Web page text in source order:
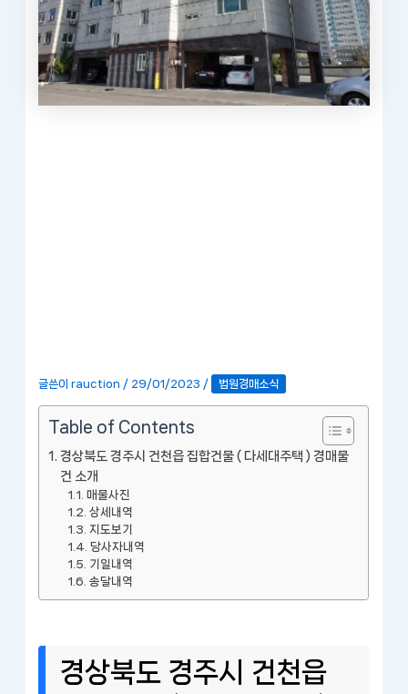
글쓴이rauction / 29/01/2023 / 법원경매소식
Table of Contents
경상북도 경주시 건천읍 집합건물 ( 다세대주택 ) 경매물
건 소개
매물사진
상세내역
지도보기
당사자내역
기일내역
송달내역
경상북도 경주시 건천읍